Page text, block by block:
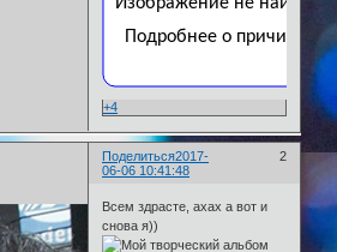
+4
Поделиться 2
2017-
06-06 10:41:48
Всем здрасте, ахах а вот и
снова я))